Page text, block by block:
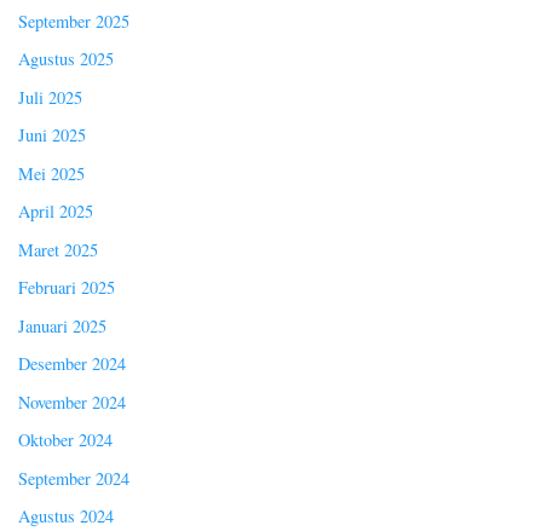
September 2025
Agustus 2025
Juli 2025
Juni 2025
Mei 2025
April 2025
Maret 2025
Februari 2025
Januari 2025
Desember 2024
November 2024
Oktober 2024
September 2024
Agustus 2024